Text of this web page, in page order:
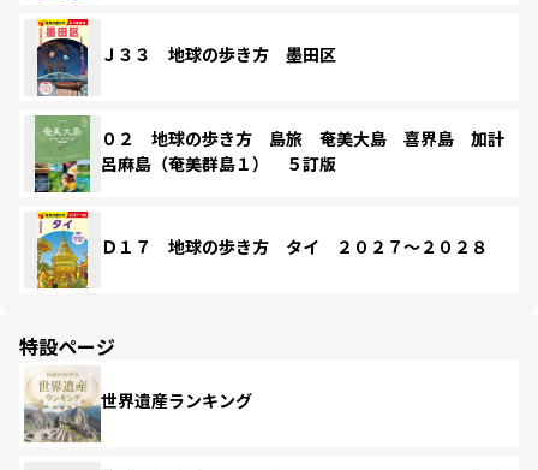
Ｊ３３ 地球の歩き方 墨田区
０２ 地球の歩き方 島旅 奄美大島 喜界島 加計
呂麻島（奄美群島１） ５訂版
Ｄ１７ 地球の歩き方 タイ ２０２７～２０２８
特設ページ
世界遺産ランキング